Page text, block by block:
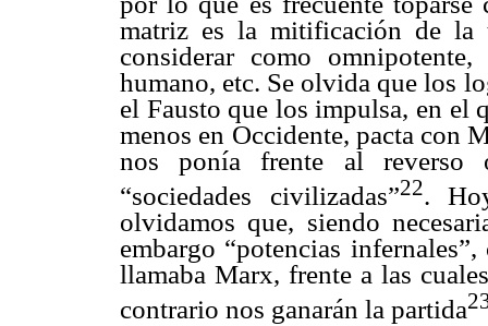
matriz es la mitificación de la
considerar como
humano, etc. Se olvida que los
el Fausto que los impulsa, en el
menos en Occidente, pacta con
nos ponía frente al reverso
“sociedades civilizadas”22.
olvidamos que, siendo
embargo “potencias
llamaba Marx, frente a las
contrario nos ganarán la partida